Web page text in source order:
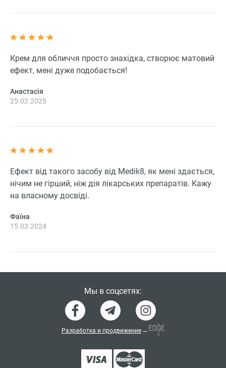
Крем для обличчя просто знахідка, створює матовий
ефект, мені дуже подобається!
Анастасія
25.02.2025
Ефект від такого засобу від Medik8, як мені здається,
нічим не гірший, ніж дія лікарських препаратів. Кажу
на власному досвіді.
Фаїна
15.03.2024
Мы в соцсетях:
Разработка и продвижение —